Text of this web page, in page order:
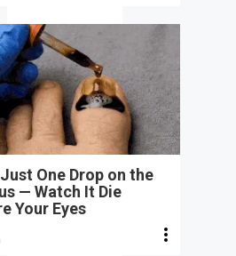
One Drop on the
— Watch It Die
Your Eyes